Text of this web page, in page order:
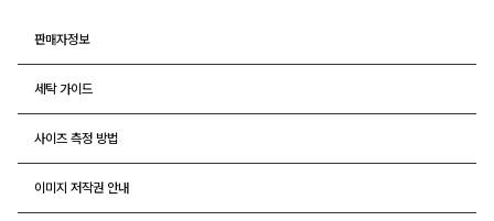
판매자정보
세탁 가이드
사이즈 측정 방법
이미지 저작권 안내